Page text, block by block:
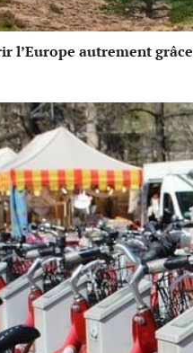
l’Europe autrement